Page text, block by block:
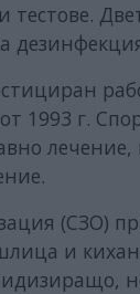
1993 г.
(СЗО)
и